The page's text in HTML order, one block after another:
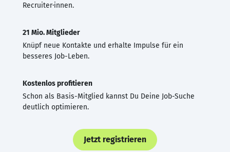
Recruiter·innen.
21 Mio. Mitglieder
Knüpf neue Kontakte und erhalte Impulse für ein
besseres Job-Leben.
Kostenlos profitieren
Schon als Basis-Mitglied kannst Du Deine Job-Suche
deutlich optimieren.
Jetzt registrieren